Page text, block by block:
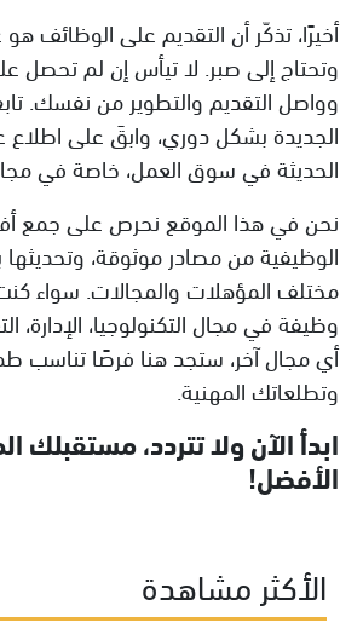
أخيرًا، تذكّر أن التقديم على الوظائف
وتحتاج إلى صبر. لا تيأس إن لم تحصل
وواصل التقديم والتطوير من نفسك.
الجديدة بشكل دوري، وابقَ على اطلاع
الحديثة في سوق العمل، خاصة في
نحن في هذا الموقع نحرص على جمع
الوظيفية من مصادر موثوقة، وتحديثها
مختلف المؤهلات والمجالات. سواء
وظيفة في مجال التكنولوجيا، الإدارة،
أي مجال آخر، ستجد هنا فرصًا تناسب
وتطلعاتك المهنية.
ابدأ الآن ولا تتردد،
الأفضل!
الأكثر مشاهدة